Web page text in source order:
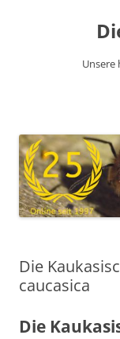
Unsere
Die
caucasica
Die